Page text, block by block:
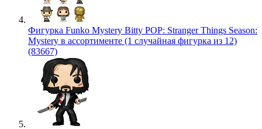
Фигурка Funko Mystery Bitty POP: Stranger Things Season:
Mystery в ассортименте (1 случайная фигурка из 12)
(83667)